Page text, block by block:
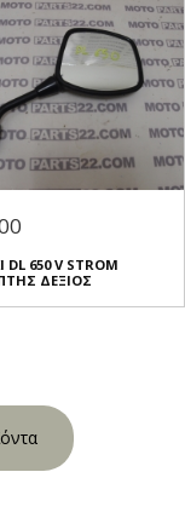
DL 650 V STROM
ΔΕΞΙΟΣ